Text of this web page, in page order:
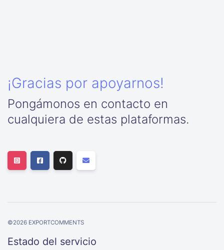
¡Gracias por apoyarnos!
Pongámonos en contacto en
cualquiera de estas plataformas.
©2026 EXPORTCOMMENTS
Estado del servicio